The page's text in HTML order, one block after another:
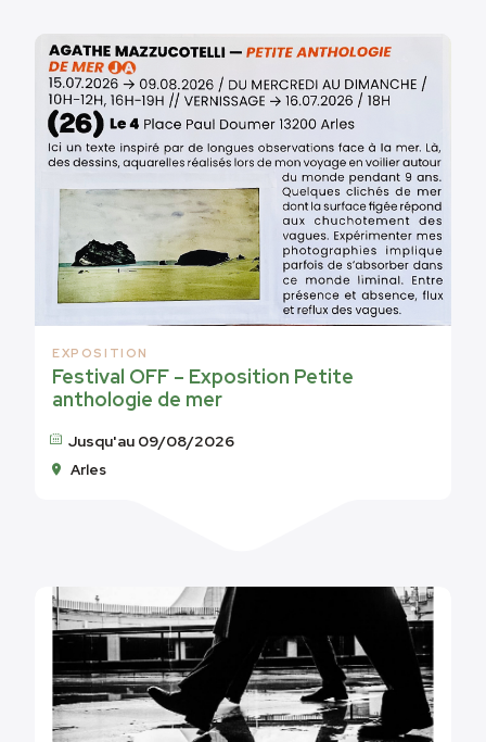
EXPOSITION
Festival OFF – Exposition Petite
anthologie de mer
Jusqu'au 09/08/2026
Arles